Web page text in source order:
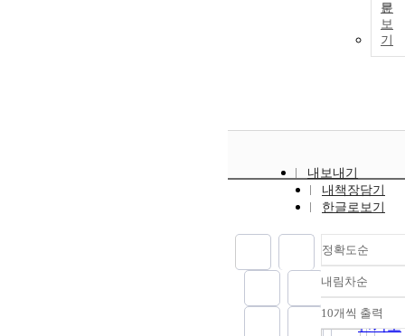
문
보
기
내보내기
내책장담기
한글로보기
정확도순
정확도
순
인기도
내림차순
내림차
10개씩 출력